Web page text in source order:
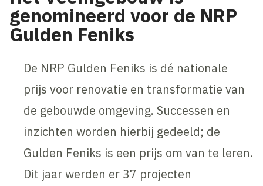
genomineerd voor de NRP
Gulden Feniks
De NRP Gulden Feniks is dé nationale
prijs voor renovatie en transformatie van
de gebouwde omgeving. Successen en
inzichten worden hierbij gedeeld; de
Gulden Feniks is een prijs om van te leren.
Dit jaar werden er 37 projecten